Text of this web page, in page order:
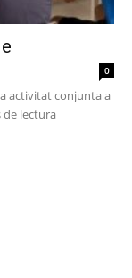
0
activitat conjunta a
de lectura